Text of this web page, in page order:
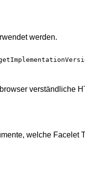
werden.
verständliche
welche Facelet